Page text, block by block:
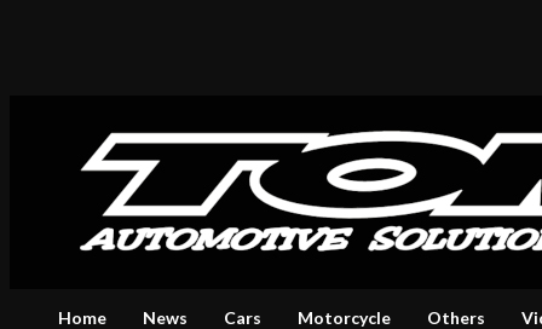
Home News Cars Motorcycle Others